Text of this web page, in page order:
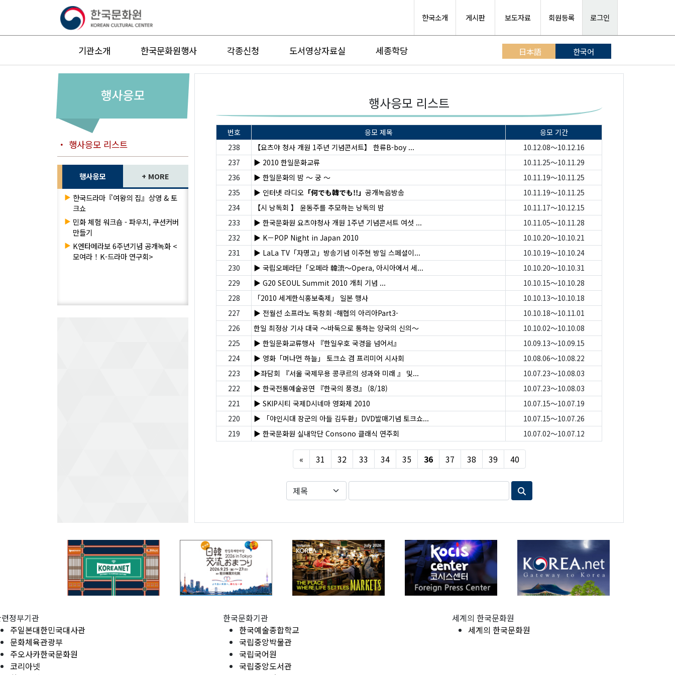
한국소개 게시판 보도자료 회원등록 로그인
기관소개 한국문화원행사 각종신청 도서영상자료실 세종학당 日本語 한국어
행사응모
・ 행사응모 리스트
행사응모 + MORE
▶ 한국드라마『여왕의 집』상영 & 토
크쇼
▶ 민화 체험 워크숍 - 파우치, 쿠션커버
만들기
▶ K엔타메라보 6주년기념 공개녹화 <
모여라！K-드라마 연구회>
행사응모 리스트
번호 응모 제목
응모 기간
238
【요츠야 청사 개원 1주년 기념콘서트】 한류B-boy ...
10.12.08～10.12.16
237
▶ 2010 한일문화교류
10.11.25～10.11.29
236
▶ 한일문화의 밤 ～ 궁 ～
10.11.19～10.11.25
235
▶ 인터넷 라디오 「何でも韓でも!!」 공개녹음방송
10.11.19～10.11.25
234
【시 낭독회 】 윤동주를 추모하는 낭독의 밤
10.11.17～10.12.15
233
▶ 한국문화원 요츠야청사 개원 1주년 기념콘서트 여섯 ...
10.11.05～10.11.28
232
▶ K－POP Night in Japan 2010
10.10.20～10.10.21
231
▶ LaLa TV「자명고」방송기념 이주현 방일 스페셜이...
10.10.19～10.10.24
230
▶ 국립오페라단「오페라 韓流～Opera, 아시아에서 세...
10.10.20～10.10.31
229
▶ G20 SEOUL Summit 2010 개최 기념 ...
10.10.15～10.10.28
228
「2010 세계한식홍보축제」 일본 행사
10.10.13～10.10.18
227
▶ 전월선 소프라노 독창회 -해협의 아리아Part3-
10.10.18～10.11.01
226
한일 최정상 기사 대국 ～바둑으로 통하는 양국의 신의～
10.10.02～10.10.08
225
▶ 한일문화교류행사 『한일우호 국경을 넘어서』
10.09.13～10.09.15
224
▶ 영화「머나먼 하늘」 토크쇼 겸 프리미어 시사회
10.08.06～10.08.22
223
▶좌담회 『서울 국제무용 콩쿠르의 성과와 미래 』 및...
10.07.23～10.08.03
222
▶ 한국전통예술공연 『한국의 풍경』 (8/18)
10.07.23～10.08.03
221
▶ SKIP시티 국제D시네마 영화제 2010
10.07.15～10.07.19
220
▶ 「야인시대 장군의 아들 김두환」DVD발매기념 토크쇼...
10.07.15～10.07.26
219
▶ 한국문화원 실내악단 Consono 클래식 연주회 10.07.02～10.07.12
«Previous
31 32 33 34 35 36 37 38 39 40
정부기관
주일본대한민국대사관
문화체육관광부
주오사카한국문화원
코리아넷
한국문화기관
한국예술종합학교
국립중앙박물관
국립국어원
국립중앙도서관
세계의 한국문화원
세계의 한국문화원